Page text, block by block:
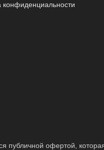
конфиденциальности
офертой,